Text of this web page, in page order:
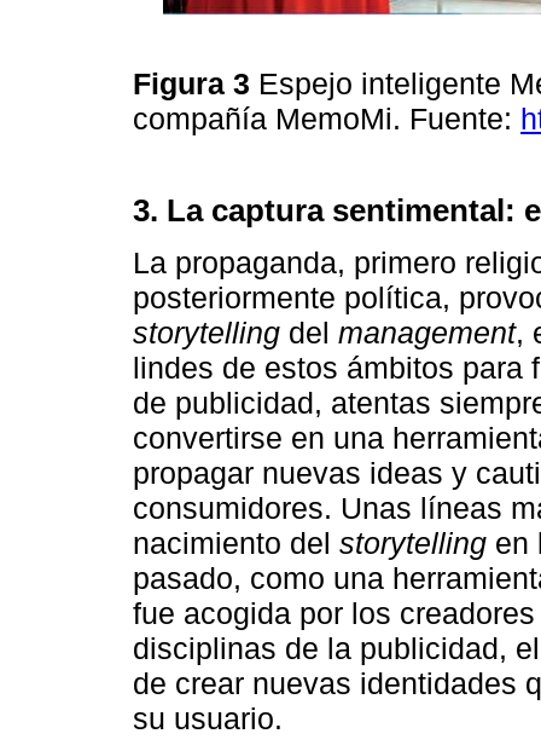
Figura 3 Espejo inteligente
compañía MemoMi. Fuente:
3. La captura sentimental:
La propaganda, primero
posteriormente política,
storytelling del management,
lindes de estos ámbitos para
de publicidad, atentas
convertirse en una
propagar nuevas ideas y
consumidores. Unas líneas
nacimiento del storytelling en
pasado, como una
fue acogida por los
disciplinas de la publicidad,
de crear nuevas identidades
su usuario.